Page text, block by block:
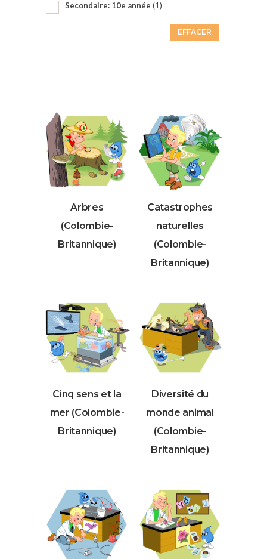
Secondaire: 10e année (1)
EFFACER
Arbres
(Colombie-
Britannique)
Catastrophes
naturelles
(Colombie-
Britannique)
Cinq sens et la
mer (Colombie-
Britannique)
Diversité du
monde animal
(Colombie-
Britannique)